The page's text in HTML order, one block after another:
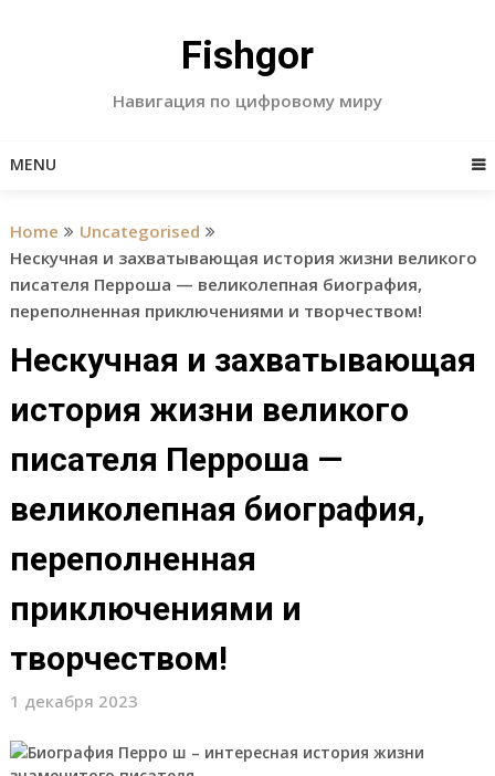
Fishgor
Навигация по цифровому миру
MENU
Home
Uncategorised
Нескучная и захватывающая история жизни великого
писателя Перроша — великолепная биография,
переполненная приключениями и творчеством!
Нескучная и захватывающая
история жизни великого
писателя Перроша —
великолепная биография,
переполненная
приключениями и
творчеством!
1 декабря 2023